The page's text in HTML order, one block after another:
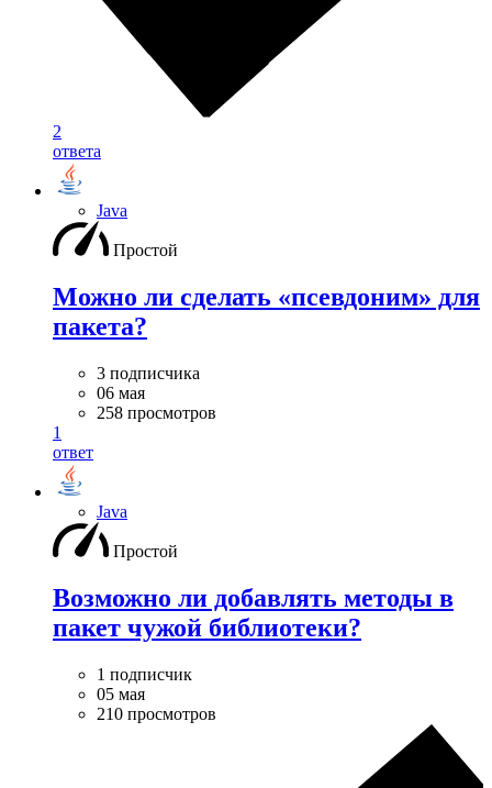
2
ответа
Java
Простой
Можно ли сделать «псевдоним» для
пакета?
3 подписчика
06 мая
258 просмотров
1
ответ
Java
Простой
Возможно ли добавлять методы в
пакет чужой библиотеки?
1 подписчик
05 мая
210 просмотров